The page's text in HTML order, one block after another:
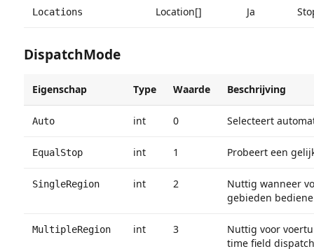
Locations Location[] Ja
DispatchMode
Eigenschap Type Waarde Beschrijving
Auto int 0 Selecteert
EqualStop int 1 Probeert een
SingleRegion int 2
Nuttig wanneer
gebieden
MultipleRegion int 3
Nuttig voor
time field